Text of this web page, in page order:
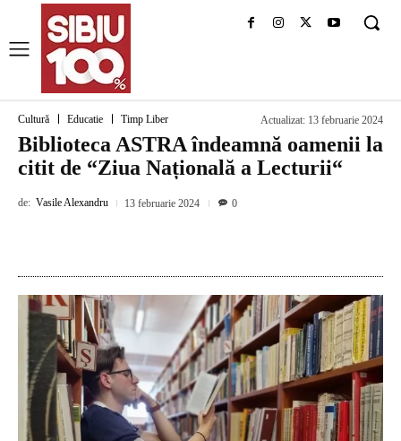
Cultură Educatie Timp Liber Actualizat: 13 februarie 2024
Biblioteca ASTRA îndeamnă oamenii la
citit de “Ziua Națională a Lecturii“
de: Vasile Alexandru 13 februarie 2024 0